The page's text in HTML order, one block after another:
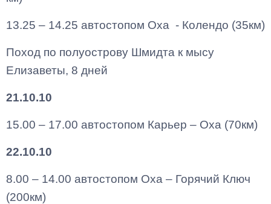
13.25 – 14.25 автостопом Оха - Колендо (35км)
Поход по полуострову Шмидта к мысу
Елизаветы, 8 дней
21.10.10
15.00 – 17.00 автостопом Карьер – Оха (70км)
22.10.10
8.00 – 14.00 автостопом Оха – Горячий Ключ
(200км)